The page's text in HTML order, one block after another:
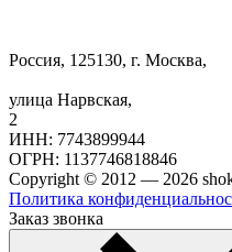
Россия, 125130, г. Москва,
улица Нарвская,
2
ИНН: 7743899944
ОГРН: 1137746818846
Copyright © 2012 — 2026
Политика
Заказ звонка